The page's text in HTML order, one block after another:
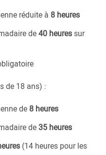
réduite à 8 heures
de40 heuressur
de 18 ans) :
de 8 heures
de35 heures
(14 heures pour les